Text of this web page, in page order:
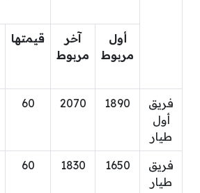
أول
مربوط
آخر
مربوط
قيمتها
فريق
أول
طيار
1890
2070
60
فريق
طيار
1650
1830
60